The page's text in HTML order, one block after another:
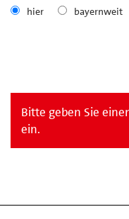
hier bayernweit
Bitte geben Sie
ein.